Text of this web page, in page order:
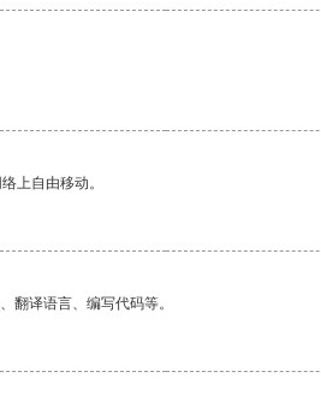
上自由移动。
翻译语言、编写代码等。